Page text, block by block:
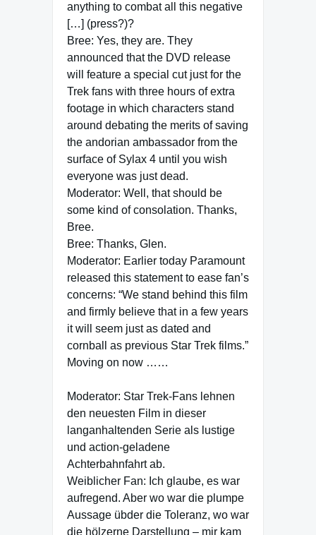
anything to combat all this negative
[…] (press?)?
Bree: Yes, they are. They
announced that the DVD release
will feature a special cut just for the
Trek fans with three hours of extra
footage in which characters stand
around debating the merits of saving
the andorian ambassador from the
surface of Sylax 4 until you wish
everyone was just dead.
Moderator: Well, that should be
some kind of consolation. Thanks,
Bree.
Bree: Thanks, Glen.
Moderator: Earlier today Paramount
released this statement to ease fan’s
concerns: “We stand behind this film
and firmly believe that in a few years
it will seem just as dated and
cornball as previous Star Trek films.”
Moving on now ……
Moderator: Star Trek-Fans lehnen
den neuesten Film in dieser
langanhaltenden Serie als lustige
und action-geladene
Achterbahnfahrt ab.
Weiblicher Fan: Ich glaube, es war
aufregend. Aber wo war die plumpe
Aussage übder die Toleranz, wo war
die hölzerne Darstellung – mir kam